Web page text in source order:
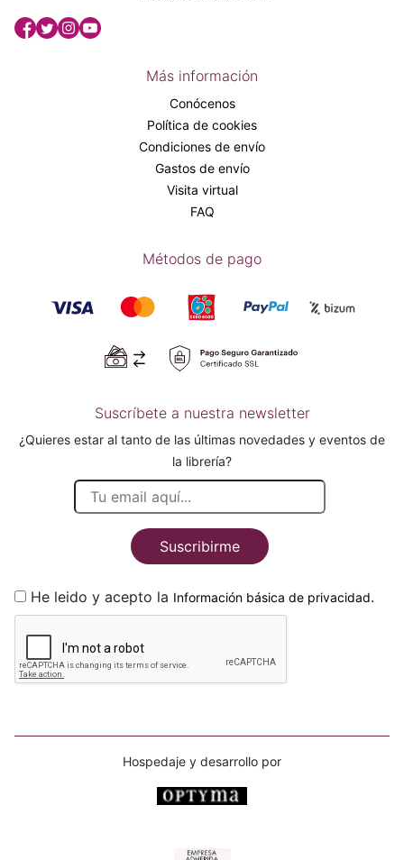
Más información
Conócenos
Política de cookies
Condiciones de envío
Gastos de envío
Visita virtual
FAQ
Métodos de pago
Suscríbete a nuestra newsletter
¿Quieres estar al tanto de las últimas novedades y eventos de
la librería?
Suscribirme
He leido y acepto la Información básica de privacidad.
Hospedaje y desarrollo por